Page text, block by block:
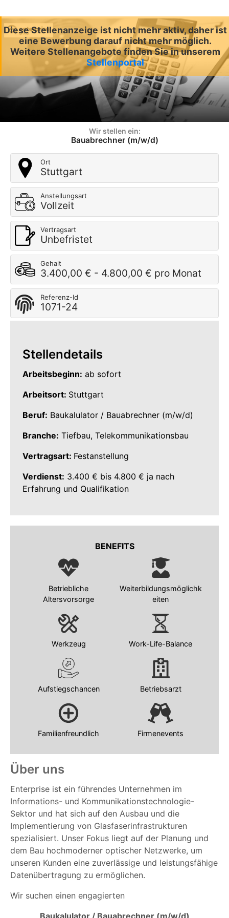
Diese Stellenanzeige ist nicht mehr aktiv, daher ist
eine Bewerbung darauf nicht mehr möglich.
Weitere Stellenangebote finden Sie in unserem
Stellenportal
Wir stellen ein:
Bauabrechner (m/w/d)
Ort
Stuttgart
Anstellungsart
Vollzeit
Vertragsart
Unbefristet
Gehalt
3.400,00 € - 4.800,00 € pro Monat
Referenz-Id
1071-24
Über uns
Enterprise ist ein führendes Unternehmen im
Informations- und Kommunikationstechnologie-
Sektor und hat sich auf den Ausbau und die
Implementierung von Glasfaserinfrastrukturen
spezialisiert. Unser Fokus liegt auf der Planung und
dem Bau hochmoderner optischer Netzwerke, um
unseren Kunden eine zuverlässige und leistungsfähige
Datenübertragung zu ermöglichen.
Wir suchen einen engagierten
Stellendetails
Arbeitsbeginn: ab sofort
Arbeitsort: Stuttgart
Beruf: Baukalulator / Bauabrechner (m/w/d)
Branche: Tiefbau, Telekommunikationsbau
Vertragsart: Festanstellung
Verdienst: 3.400 € bis 4.800 € ja nach
Erfahrung und Qualifikation
BENEFITS
Betriebliche
Altersvorsorge
Weiterbildungsmöglichk
eiten
Werkzeug Work-Life-Balance
Aufstiegschancen Betriebsarzt
Familienfreundlich Firmenevents